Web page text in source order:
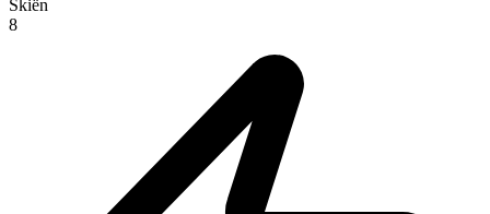
Skiën
8